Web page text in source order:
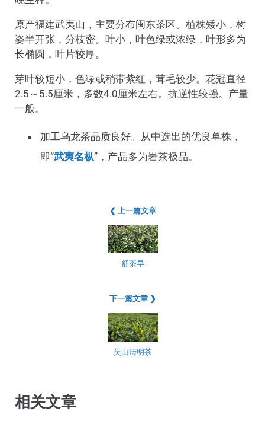
原产福建武夷山，主要分布闽东茶区。植株矮小，树
姿半开张，分枝密。叶小，叶色绿或浓绿，叶形多为
长椭圆，叶片较厚。
芽叶较短小，色绿或稍带紫红，茸毛较少。花冠直径
2.5～5.5厘米，多数4.0厘米左右。抗逆性较强。产量
一般。
加工乌龙茶品质良好。从中选出的优良单株，
即“武夷名枞”，产品多为岩茶极品。
❮ 上一篇文章
舒茶早
下一篇文章 ❯
吴山清明茶
相关文章